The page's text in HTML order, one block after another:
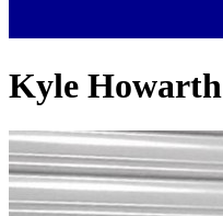
Kyle Howarth